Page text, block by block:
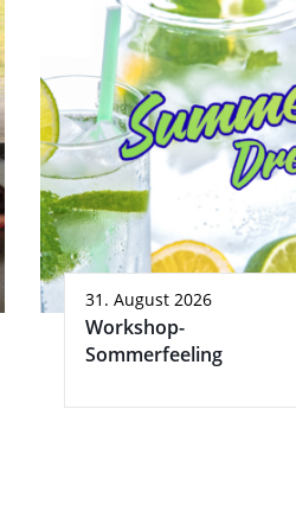
31. August 2026
Workshop-
Sommerfeeling